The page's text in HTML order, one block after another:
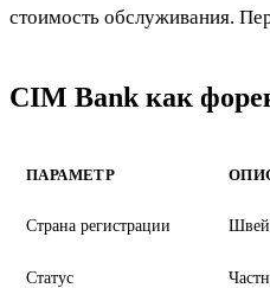
стоимость обслуживания.
CIM Bank как
ПАРАМЕТР
Страна регистрации
Статус